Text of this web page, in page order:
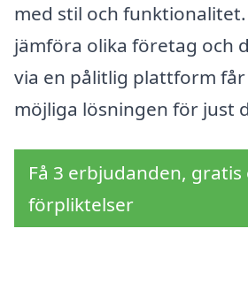
med stil och
jämföra olika företag och
via en pålitlig plattform
möjliga lösningen för just
Få 3 erbjudanden,
förpliktelser